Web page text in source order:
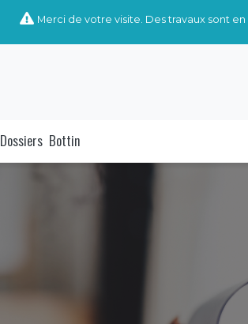
Merci de votre visite. Des travaux sont en
Dossiers Bottin